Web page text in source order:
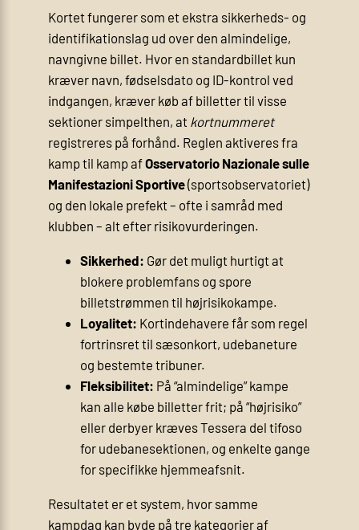
Kortet fungerer som et ekstra sikkerheds- og
identifikationslag ud over den almindelige,
navngivne billet. Hvor en standardbillet kun
kræver navn, fødselsdato og ID-kontrol ved
indgangen, kræver køb af billetter til visse
sektioner simpelthen, at kortnummeret
registreres på forhånd. Reglen aktiveres fra
kamp til kamp afOsservatorio Nazionale sulle
Manifestazioni Sportive(sportsobservatoriet)
og den lokale prefekt – ofte i samråd med
klubben – alt efter risikovurderingen.
Sikkerhed: Gør det muligt hurtigt at
blokere problemfans og spore
billetstrømmen til højrisikokampe.
Loyalitet: Kortindehavere får som regel
fortrinsret til sæsonkort, udebaneture
og bestemte tribuner.
Fleksibilitet: På “almindelige” kampe
kan alle købe billetter frit; på “højrisiko”
eller derbyer kræves Tessera del tifoso
for udebanesektionen, og enkelte gange
for specifikke hjemmeafsnit.
Resultatet er et system, hvor samme
kampdag kan byde på tre kategorier af